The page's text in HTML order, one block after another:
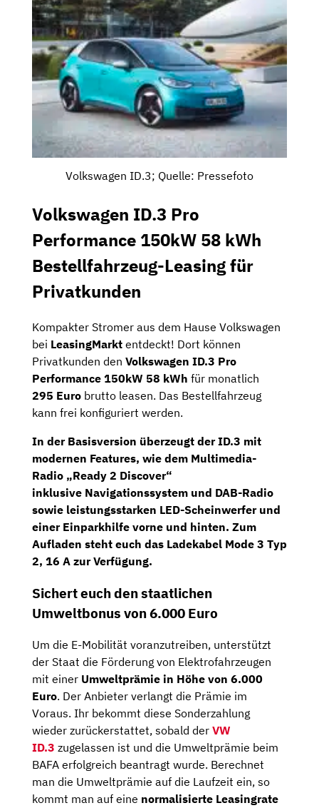
Volkswagen ID.3; Quelle: Pressefoto
Volkswagen ID.3 Pro
Performance 150kW 58 kWh
Bestellfahrzeug-Leasing für
Privatkunden
Kompakter Stromer aus dem Hause Volkswagen
bei LeasingMarkt entdeckt! Dort können
Privatkunden den Volkswagen ID.3 Pro
Performance 150kW 58 kWh für monatlich
295 Euro brutto leasen. Das Bestellfahrzeug
kann frei konfiguriert werden.
In der Basisversion überzeugt der ID.3 mit
modernen Features, wie dem Multimedia-
Radio „Ready 2 Discover“
inklusive Navigationssystem und DAB-Radio
sowie leistungsstarken LED-Scheinwerfer und
einer Einparkhilfe vorne und hinten. Zum
Aufladen steht euch das Ladekabel Mode 3 Typ
2, 16 A zur Verfügung.
Sichert euch den staatlichen
Umweltbonus von 6.000 Euro
Um die E-Mobilität voranzutreiben, unterstützt
der Staat die Förderung von Elektrofahrzeugen
mit einer Umweltprämie in Höhe von 6.000
Euro. Der Anbieter verlangt die Prämie im
Voraus. Ihr bekommt diese Sonderzahlung
wieder zurückerstattet, sobald der VW
ID.3 zugelassen ist und die Umweltprämie beim
BAFA erfolgreich beantragt wurde. Berechnet
man die Umweltprämie auf die Laufzeit ein, so
kommt man auf eine normalisierte Leasingrate